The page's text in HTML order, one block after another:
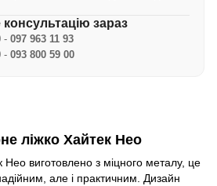
зараз
- 097 963 11 93
- 093 800 59 00
ліжко Хайтек Нео
Нео виготовлено з міцного металу, це
але і практичним. Дизайн